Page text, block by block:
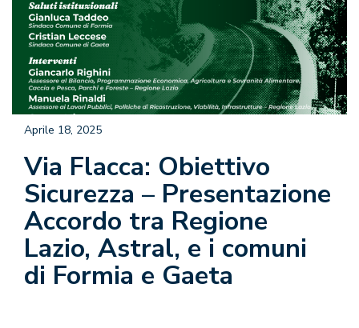
Via Flacca: Obiettivo
Sicurezza – Presentazione
Accordo tra Regione
Lazio, Astral, e i comuni
di Formia e Gaeta
Aprile 18, 2025